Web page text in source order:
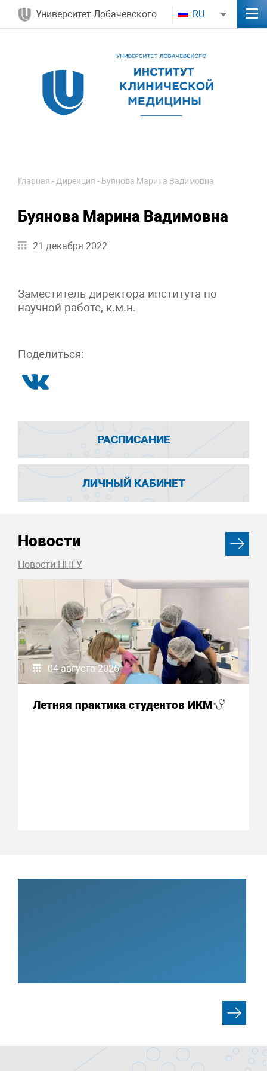
Университет Лобачевского RU
Главная -Дирекция - Буянова Марина Вадимовна
Буянова Марина Вадимовна
21 декабря 2022
Заместитель директора института по
научной работе, к.м.н.
Поделиться:
РАСПИСАНИЕ
ЛИЧНЫЙ КАБИНЕТ
Новости
Новости ННГУ
04 августа 2026
Летняя практика студентов ИКМ